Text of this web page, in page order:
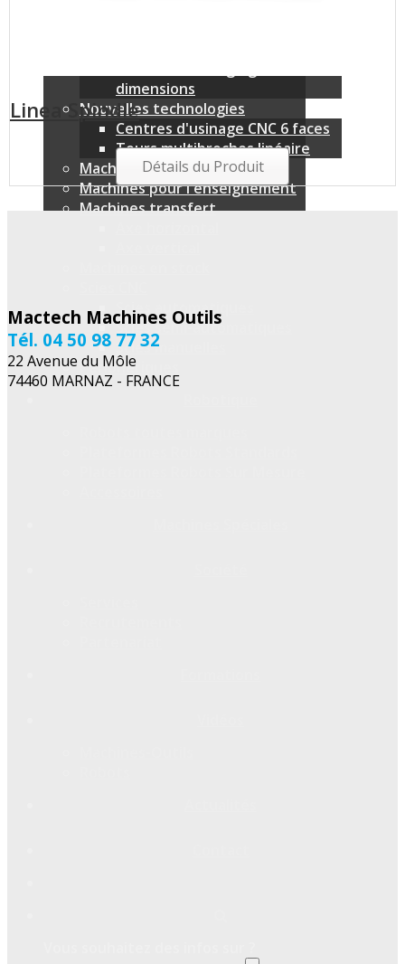
dimensions
Nouvelles technologies
Centres d'usinage CNC 6 faces
Tours multibroches linéaire
Machines traditionnelles
Machines pour l'enseignement
Machines transfert
Scies automatiques
Scies semi-automatiques
Scies manuelles
Périphériques
Linea Spindle
Détails du Produit
Mactech Machines Outils
Tél. 04 50 98 77 32
22 Avenue du Môle
74460 MARNAZ - FRANCE